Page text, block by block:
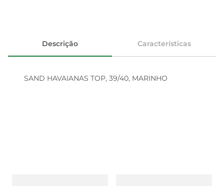
Descrição Características
SAND HAVAIANAS TOP, 39/40, MARINHO